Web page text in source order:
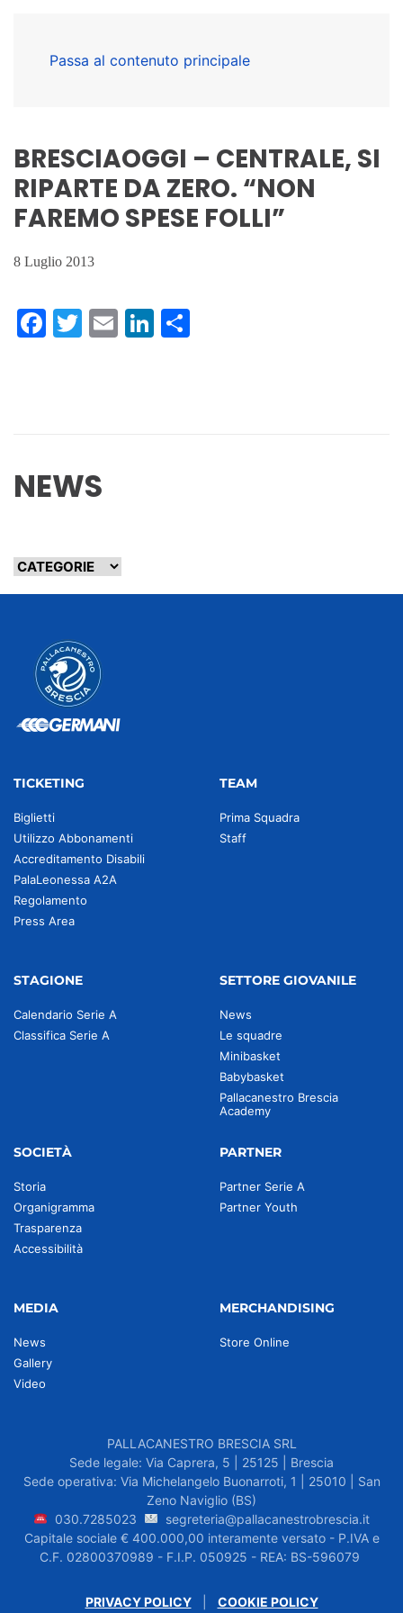
Passa al contenuto principale
BRESCIAOGGI – CENTRALE, SI
RIPARTE DA ZERO. “NON
FAREMO SPESE FOLLI”
8 Luglio 2013
Facebook
Twitter
EmailLinkedIn
NEWS
TICKETING
Biglietti
Utilizzo Abbonamenti
Accreditamento Disabili
PalaLeonessa A2A
Regolamento
Press Area
TEAM
Prima Squadra
Staff
STAGIONE
Calendario Serie A
Classifica Serie A
SETTORE GIOVANILE
News
Le squadre
Minibasket
Babybasket
Pallacanestro Brescia
Academy
SOCIETÀ
Storia
Organigramma
Trasparenza
Accessibilità
PARTNER
Partner Serie A
Partner Youth
MEDIA
News
Gallery
Video
MERCHANDISING
Store Online
PALLACANESTRO BRESCIA SRL
Sede legale: Via Caprera, 5 | 25125 | Brescia
Sede operativa: Via Michelangelo Buonarroti, 1 | 25010 | San
Zeno Naviglio (BS)
030.7285023
segreteria@pallacanestrobrescia.it
Capitale sociale € 400.000,00 interamente versato - P.IVA e
C.F. 02800370989 - F.I.P. 050925 - REA: BS-596079
PRIVACY POLICY| COOKIE POLICY